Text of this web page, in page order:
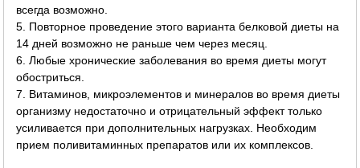
всегда возможно.
5. Повторное проведение этого варианта белковой диеты на
14 дней возможно не раньше чем через месяц.
6. Любые хронические заболевания во время диеты могут
обостриться.
7. Витаминов, микроэлементов и минералов во время диеты
организму недостаточно и отрицательный эффект только
усиливается при дополнительных нагрузках. Необходим
прием поливитаминных препаратов или их комплексов.